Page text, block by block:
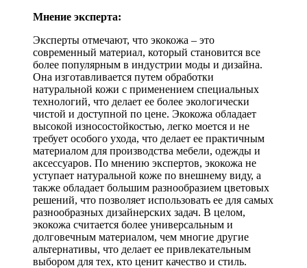
Мнение эксперта:
Эксперты отмечают, что экокожа – это
современный материал, который становится все
более популярным в индустрии моды и дизайна.
Она изготавливается путем обработки
натуральной кожи с применением специальных
технологий, что делает ее более экологически
чистой и доступной по цене. Экокожа обладает
высокой износостойкостью, легко моется и не
требует особого ухода, что делает ее практичным
материалом для производства мебели, одежды и
аксессуаров. По мнению экспертов, экокожа не
уступает натуральной коже по внешнему виду, а
также обладает большим разнообразием цветовых
решений, что позволяет использовать ее для самых
разнообразных дизайнерских задач. В целом,
экокожа считается более универсальным и
долговечным материалом, чем многие другие
альтернативы, что делает ее привлекательным
выбором для тех, кто ценит качество и стиль.